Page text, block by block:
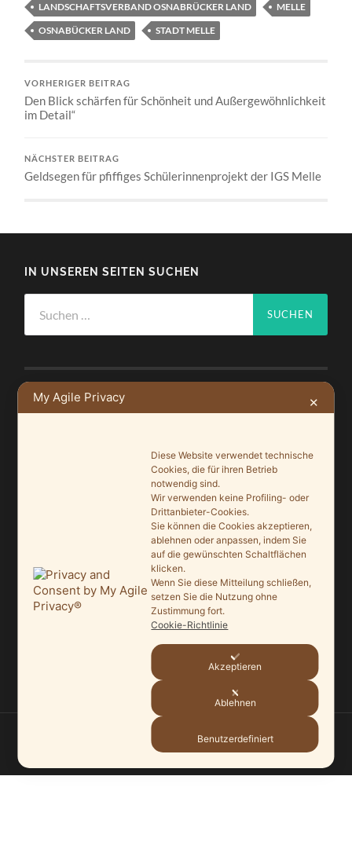
LANDSCHAFTSVERBAND OSNABRÜCKER LAND
MELLE
OSNABÜCKER LAND
STADT MELLE
VORHERIGER BEITRAG
Den Blick schärfen für Schönheit und Außergewöhnlichkeit
im Detail“
NÄCHSTER BEITRAG
Geldsegen für pfiffiges Schülerinnenprojekt der IGS Melle
IN UNSEREN SEITEN SUCHEN
nach:
NEUSTE BEITRÄGE
Saisonauftakt nach Maß im Grönegau-Museum
Melle punktet beim „Tag des offenen Denkmals“
27. September 2025
Ein Schaufenster der Denkmalpflege
Mit vergrößertem Führungsteam in die Zukunft
HEIMATVEREIN MELLE —HOCH ↑
My Agile Privacy ✕
Diese Website verwendet technische
Cookies, die für ihren Betrieb
notwendig sind.
Wir verwenden keine Profiling- oder
Drittanbieter-Cookies.
Sie können die Cookies akzeptieren,
ablehnen oder anpassen, indem Sie
auf die gewünschten Schaltflächen
klicken.
Wenn Sie diese Mitteilung schließen,
setzen Sie die Nutzung ohne
Zustimmung fort.
Cookie-Richtlinie
Akzeptieren
Ablehnen
Benutzerdefiniert